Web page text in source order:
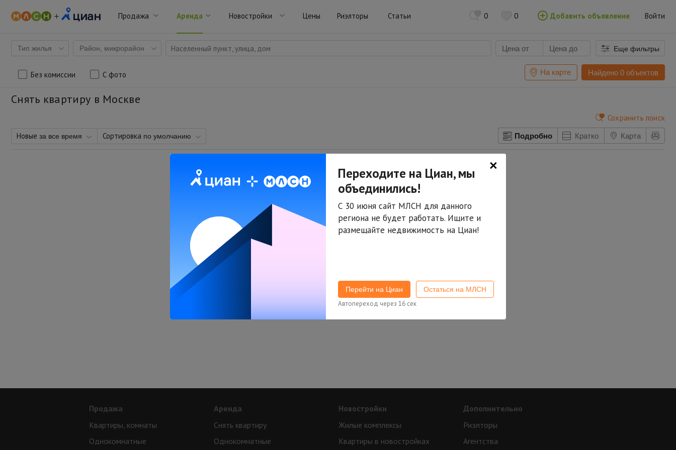
Продажа Аренда Новостройки Цены Риэлторы Статьи 0 0 Добавить объявление Войти
Тип жилья Район, микрорайон Населенный пункт, улица, дом Еще фильтры
Без комиссии С фото На карте Найдено 0 объектов
Снять квартиру в Москве
Сохранить поиск
Новые за все время Сортировка по умолчанию Подробно Кратко Карта
По вашему запросу ничего не найдено.
Попробуйте изменить параметры поиска
Продажа Аренда Новостройки
Дополнительно
Квартиры, комнаты
Однокомнатные
Снять квартиру
Однокомнатные
Жилые комплексы
Квартиры в новостройках
Риэлторы
Агентства
×
Переходите на Циан, мы
объединились!
С 30 июня сайт МЛСН для данного
региона не будет работать. Ищите и
размещайте недвижимость на Циан!
Перейти на Циан Остаться на МЛСН
Автопереход через 16 сек